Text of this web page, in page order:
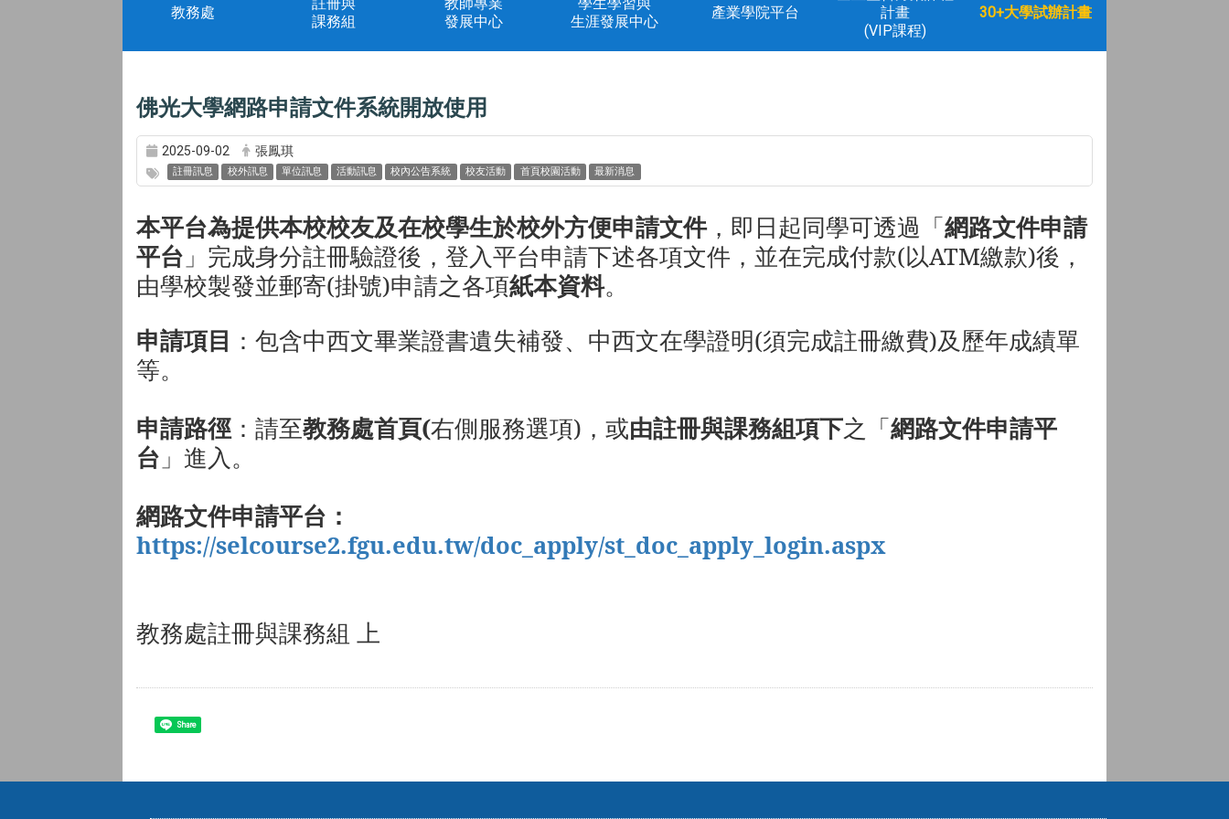
教務處
課務組
發展中心
生涯發展中心
產業學院平台
計畫
(VIP課程)
30+大學試辦計畫
佛光大學網路申請文件系統開放使用
2025-09-02 張鳳琪
註冊訊息 校外訊息 單位訊息 活動訊息 校內公告系統 校友活動 首頁校園活動 最新消息
本平台為提供本校校友及在校學生於校外方便申請文件，即日起同學可透過 「網路文件申請
平台 」 完成身分註冊驗證後，登入平台申請下述各項文件，並在完成付款(以ATM繳款)後，
由學校製發並郵寄(掛號)申請之各項紙本資料。
申請項目 ：包含中西文畢業證書遺失補發、中西文在學證明(須完成註冊繳費)及歷年成績單
等。
申請路徑 ：請至教務處首頁(右側服務選項)，或由註冊與課務組項下之「網路文件申請平
台 」進入。
網路文件申請平台：
https://selcourse2.fgu.edu.tw/doc_apply/st_doc_apply_login.aspx
教務處註冊與課務組 上
Share